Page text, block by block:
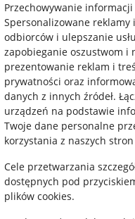
Przechowywanie
Spersonalizowane
odbiorców i ulepszanie
zapobieganie oszustwom i
prezentowanie reklam i
prywatności oraz
danych z innych źródeł.
urządzeń na podstawie
Twoje dane personalne
korzystania z naszych stron
Cele przetwarzania
dostępnych pod
plików cookies.